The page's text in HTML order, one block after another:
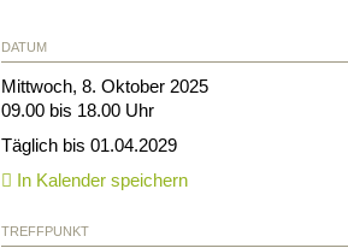
DATUM
Mittwoch, 8. Oktober 2025
09.00 bis 18.00 Uhr
Täglich bis 01.04.2029
In Kalender speichern
TREFFPUNKT